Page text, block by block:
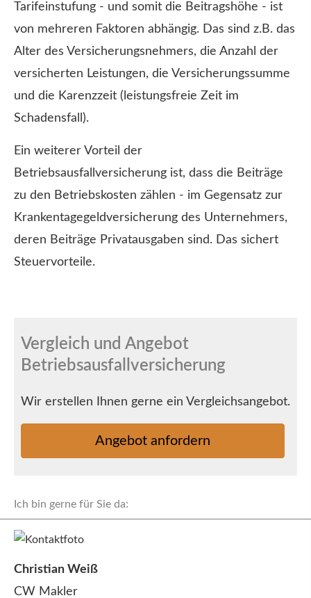
Tarifeinstufung - und somit die Beitragshöhe - ist
von mehreren Faktoren abhängig. Das sind z.B. das
Alter des Versicherungsnehmers, die Anzahl der
versicherten Leistungen, die Versicherungssumme
und die Karenzzeit (leistungsfreie Zeit im
Schadensfall).
Ein weiterer Vorteil der
Betriebsausfallversicherung ist, dass die Beiträge
zu den Betriebskosten zählen - im Gegensatz zur
Krankentagegeldversicherung des Unternehmers,
deren Beiträge Privatausgaben sind. Das sichert
Steuervorteile.
Vergleich und Angebot
Betriebsausfallversicherung
Wir erstellen Ihnen gerne ein Vergleichsangebot.
An­ge­bot an­for­dern
Ich bin gerne für Sie da:
Christian Weiß
CW Makler